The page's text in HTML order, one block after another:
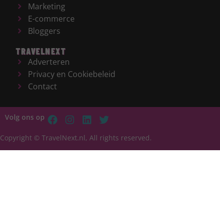
Marketing
E-commerce
Bloggers
TRAVELNEXT
Adverteren
Privacy en Cookiebeleid
Contact
Volg ons op
Copyright © TravelNext.nl, All rights reserved.